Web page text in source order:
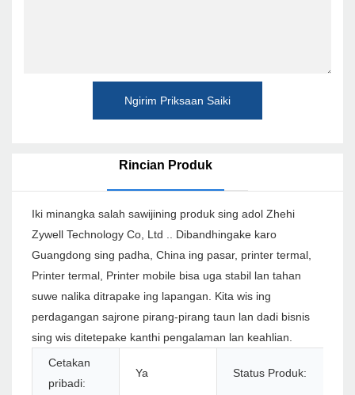
Ngirim Priksaan Saiki
Rincian Produk
Iki minangka salah sawijining produk sing adol Zhehi
Zywell Technology Co, Ltd .. Dibandhingake karo
Guangdong sing padha, China ing pasar, printer termal,
Printer termal, Printer mobile bisa uga stabil lan tahan
suwe nalika ditrapake ing lapangan. Kita wis ing
perdagangan sajrone pirang-pirang taun lan dadi bisnis
sing wis ditetepake kanthi pengalaman lan keahlian.
Cetakan
pribadi:
Ya Status Produk: